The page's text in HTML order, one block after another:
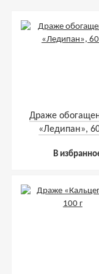
Драже
«Ледипан»,
В